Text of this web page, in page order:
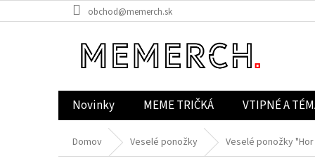
na
obchod@memerch.sk
Novinky MEME TRIČKÁ VTIPNÉ A
Domov Veselé ponožky Veselé ponožky